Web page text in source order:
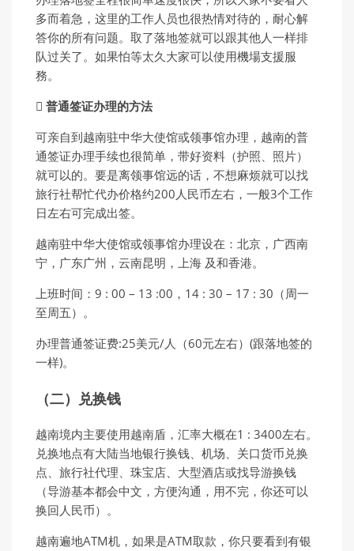
多而着急，这里的工作人员也很热情对待的，耐心解
答你的所有问题。取了落地签就可以跟其他人一样排
队过关了。如果怕等太久大家可以使用機場支援服
務。
 普通签证办理的方法
可亲自到越南驻中华大使馆或领事馆办理，越南的普
通签证办理手续也很简单，带好资料（护照、照片）
就可以的。要是离领事馆远的话，不想麻烦就可以找
旅行社帮忙代办价格约200人民币左右，一般3个工作
日左右可完成出签。
越南驻中华大使馆或领事馆办理设在：北京，广西南
宁，广东广州，云南昆明，上海 及和香港。
上班时间：9 : 00 – 13 :00，14 : 30 – 17 : 30（周一
至周五）。
办理普通签证费:25美元/人（60元左右）(跟落地签的
一样)。
（二）兑换钱
越南境内主要使用越南盾，汇率大概在1 : 3400左右。
兑换地点有大陆当地银行换钱、机场、关口货币兑换
点、旅行社代理、珠宝店、大型酒店或找导游换钱
（导游基本都会中文，方便沟通，用不完，你还可以
换回人民币）。
越南遍地ATM机，如果是ATM取款，你只要看到有银